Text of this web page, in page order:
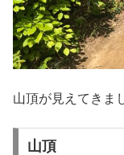
山頂が見えてきま
山頂